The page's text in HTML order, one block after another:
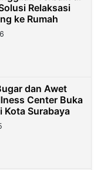
Relaksasi
ke Rumah
dan Awet
Center Buka
Kota Surabaya